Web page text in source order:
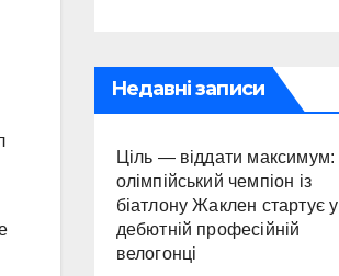
Недавні записи
Ціль — віддати максимум:
олімпійський чемпіон із
біатлону Жаклен стартує у
дебютній професійній
велогонці